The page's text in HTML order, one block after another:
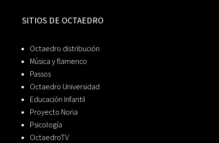
SITIOS DE OCTAEDRO
Octaedro distribución
Música y flamenco
Passos
Octaedro Universidad
Educación Infantil
Proyecto Noria
Psicología
OctaedroTV